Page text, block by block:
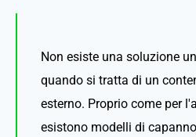
Non esiste una soluzione
quando si tratta di un
esterno. Proprio come per
esistono modelli di